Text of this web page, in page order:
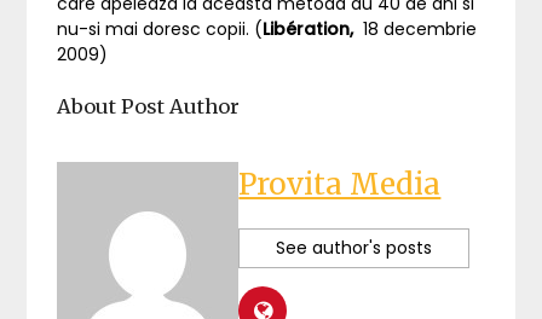
nu-si mai doresc copii. (Libération, 18 decembrie
2009)
About Post Author
Provita Media
See author's posts